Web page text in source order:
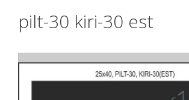
pilt-30 kiri-30 est